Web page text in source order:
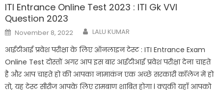
ITI Entrance Online Test 2023 : ITI Gk VVI
Question 2023
Posted
on
November 8, 2022 Author
LALU KUMAR
आईटीआई प्रवेश परीक्षा के लिए ऑनलाइन टेस्ट : ITI Entrance Exam
Online Test दोस्तों अगर आप इस बार आईटीआई प्रवेश परीक्षा देना चाहते
है और आप चाहते हो की आपका नामाकंन एक अच्छे सरकारी कॉलेज में हो
तो, यह टेस्ट सीरीज आपके लिए रामबाण शाबित होगा l क्युकी यहाँ आपको